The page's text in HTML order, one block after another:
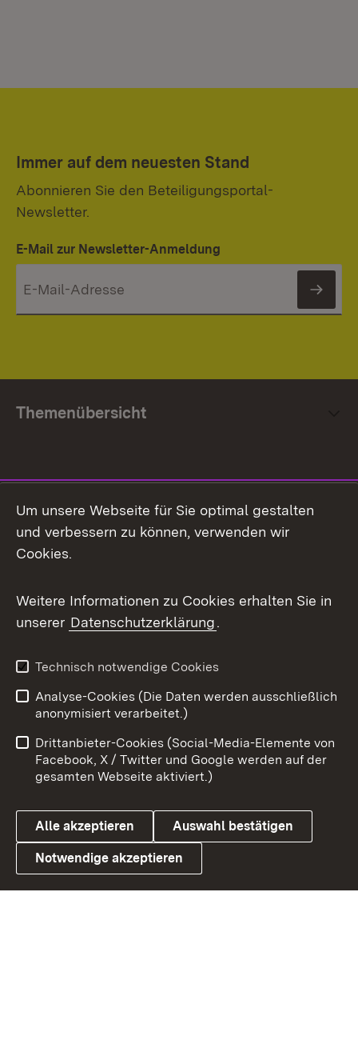
Immer auf dem neuesten Stand
Abonnieren Sie den Beteiligungsportal-
Newsletter.
E-Mail zur Newsletter-Anmeldung
Themenübersicht
Facebook
X / Twitter
Youtube
Link zum Landesportal
Impressum
Kontakt
Barrierefreiheit
Datenschutz
Cookies
Um unsere Webseite für Sie optimal gestalten
und verbessern zu können, verwenden wir
Cookies.
Weitere Informationen zu Cookies erhalten Sie in
unserer Datenschutzerklärung.
Technisch notwendige Cookies
Analyse-Cookies (Die Daten werden ausschließlich
anonymisiert verarbeitet.)
Drittanbieter-Cookies (Social-Media-Elemente von
Facebook, X / Twitter und Google werden auf der
gesamten Webseite aktiviert.)
Alle akzeptieren Auswahl bestätigen
Notwendige akzeptieren